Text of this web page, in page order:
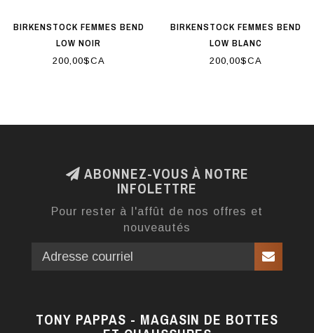
BIRKENSTOCK FEMMES BEND
LOW NOIR
200,00$CA
BIRKENSTOCK FEMMES BEND
LOW BLANC
200,00$CA
ABONNEZ-VOUS À NOTRE
INFOLETTRE
Pour rester à l'affût de nos offres et
nouveautés
TONY PAPPAS - MAGASIN DE BOTTES